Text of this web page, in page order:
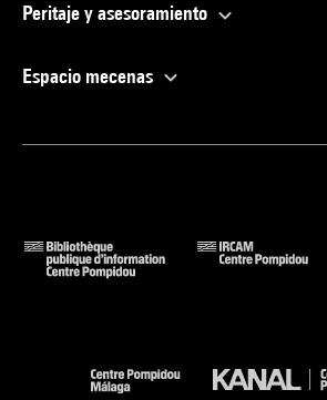
Peritaje y asesoramiento
Espacio mecenas